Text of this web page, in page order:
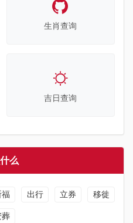
生肖查询
吉日查询
么
福 出行 立券 移徙
葬